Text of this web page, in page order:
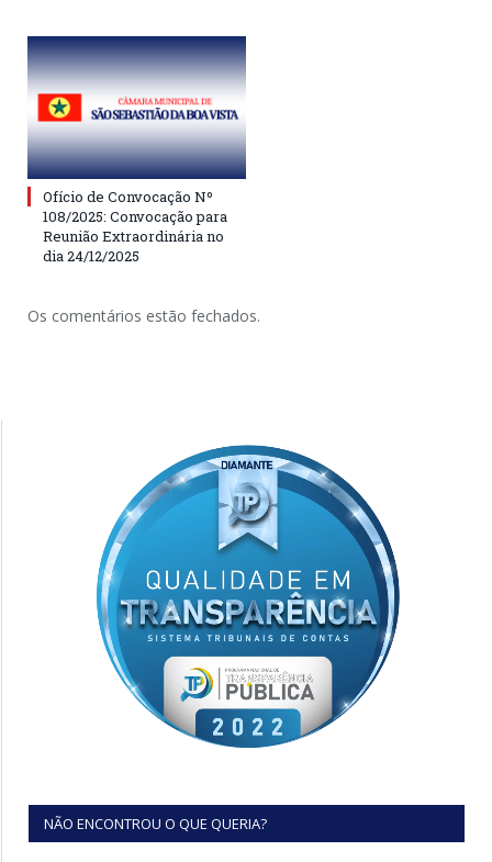
Ofício de Convocação Nº
108/2025: Convocação para
Reunião Extraordinária no
dia 24/12/2025
Os comentários estão fechados.
NÃO ENCONTROU O QUE QUERIA?